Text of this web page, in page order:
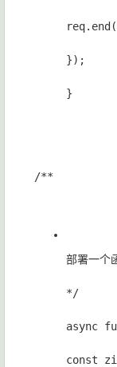
});
}
/**
部署一个
*/
async
const